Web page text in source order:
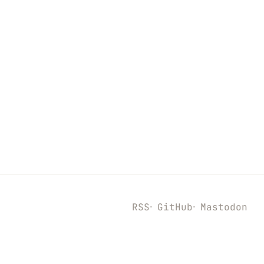
RSS GitHub Mastodon